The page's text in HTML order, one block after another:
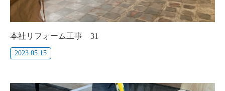
本社リフォーム工事 31
2023.05.15